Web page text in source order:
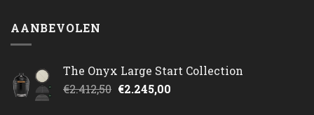
AANBEVOLEN
The Onyx Large Start Collection
€2.412,50 Oorspronkelijke
€2.245,00Huidige